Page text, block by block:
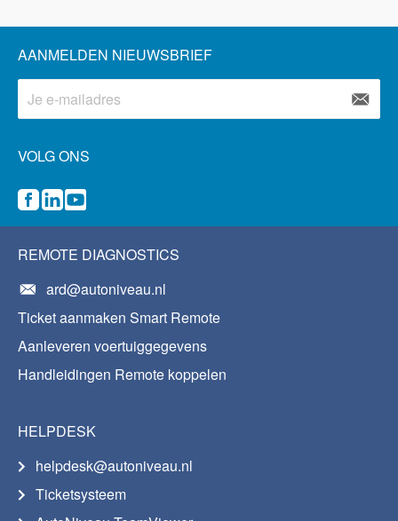
AANMELDEN NIEUWSBRIEF
VOLG ONS
REMOTE DIAGNOSTICS
ard@autoniveau.nl
Ticket aanmaken Smart Remote
Aanleveren voertuiggegevens
Handleidingen Remote koppelen
HELPDESK
helpdesk@autoniveau.nl
Ticketsysteem